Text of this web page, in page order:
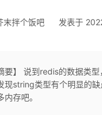
末拌个饭吧 发表于
要】 说到redis的数据类
现string类型有个明显的
内存吧。